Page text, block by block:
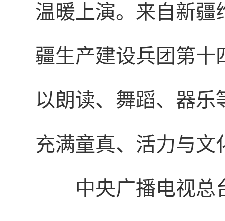
温暖上演。来自新疆
疆生产建设兵团第十
以朗读、舞蹈、器
充满童真、活力与文
中央广播电视总